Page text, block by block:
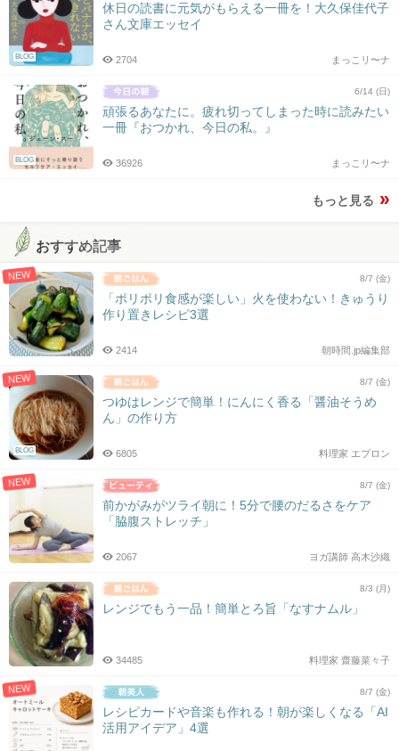
BLOG
休日の読書に元気がもらえる一冊を！大久保佳代子
さん文庫エッセイ
まっこリ〜ナ
2704
BLOG
6/14 (日)
頑張るあなたに。疲れ切ってしまった時に読みたい
一冊『おつかれ、今日の私。』
まっこリ〜ナ
36926
もっと見る
おすすめ記事
NEW 8/7 (金)
「ポリポリ食感が楽しい」火を使わない！きゅうり
作り置きレシピ3選
朝時間.jp編集部
2414
NEW
BLOG
8/7 (金)
つゆはレンジで簡単！にんにく香る「醤油そうめ
ん」の作り方
料理家 エプロン
6805
NEW 8/7 (金)
前かがみがツライ朝に！5分で腰のだるさをケア
「脇腹ストレッチ」
ヨガ講師 高木沙織
2067
8/3 (月)
レンジでもう一品！簡単とろ旨「なすナムル」
料理家 齋藤菜々子
34485
NEW 8/7 (金)
レシピカードや音楽も作れる！朝が楽しくなる「AI
活用アイデア」4選